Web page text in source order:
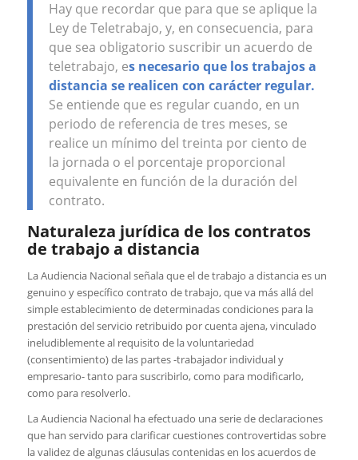
Hay que recordar que para que se aplique la
Ley de Teletrabajo, y, en consecuencia, para
que sea obligatorio suscribir un acuerdo de
teletrabajo, es necesario que los trabajos a
distancia se realicen con carácter regular.
Se entiende que es regular cuando, en un
periodo de referencia de tres meses, se
realice un mínimo del treinta por ciento de
la jornada o el porcentaje proporcional
equivalente en función de la duración del
contrato.
Naturaleza jurídica de los contratos
de trabajo a distancia
La Audiencia Nacional señala que el de trabajo a distancia es un
genuino y específico contrato de trabajo, que va más allá del
simple establecimiento de determinadas condiciones para la
prestación del servicio retribuido por cuenta ajena, vinculado
ineludiblemente al requisito de la voluntariedad
(consentimiento) de las partes -trabajador individual y
empresario- tanto para suscribirlo, como para modificarlo,
como para resolverlo.
La Audiencia Nacional ha efectuado una serie de declaraciones
que han servido para clarificar cuestiones controvertidas sobre
la validez de algunas cláusulas contenidas en los acuerdos de